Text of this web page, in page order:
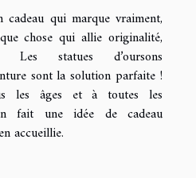
qui marque vraiment,
chose qui allie originalité,
statues d’oursons
sont la solution parfaite !
les âges et à toutes les
fait une idée de cadeau
accueillie.